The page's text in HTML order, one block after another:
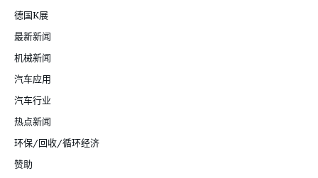
德国K展
最新新闻
机械新闻
汽车应用
汽车行业
热点新闻
环保/回收/循环经济
赞助